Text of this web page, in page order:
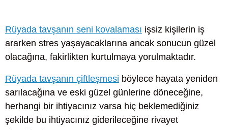
Rüyada tavşanın seni kovalaması işsiz kişilerin iş
ararken stres yaşayacaklarına ancak sonucun güzel
olacağına, fakirlikten kurtulmaya yorulmaktadır.
Rüyada tavşanın çiftleşmesi böylece hayata yeniden
sarılacağına ve eski güzel günlerine döneceğine,
herhangi bir ihtiyacınız varsa hiç beklemediğiniz
şekilde bu ihtiyacınız giderileceğine rivayet